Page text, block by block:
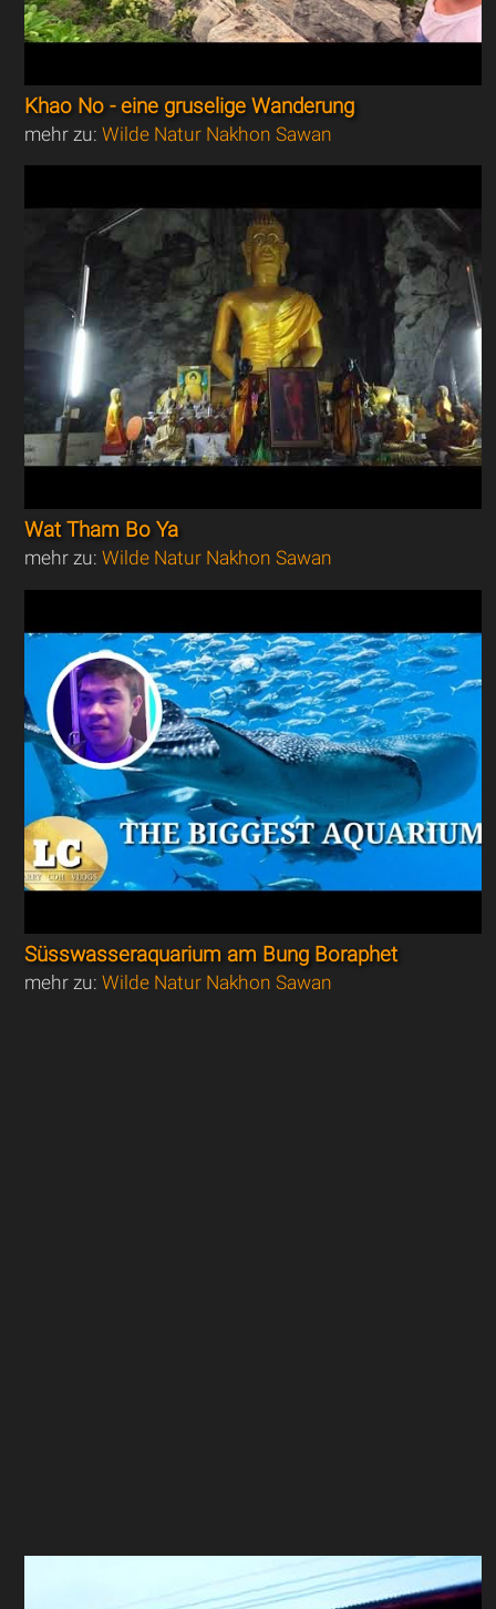
Khao No - eine gruselige Wanderung
mehr zu:Wilde Natur Nakhon Sawan
Wat Tham Bo Ya
mehr zu:Wilde Natur Nakhon Sawan
Süsswasseraquarium am Bung Boraphet
mehr zu:Wilde Natur Nakhon Sawan